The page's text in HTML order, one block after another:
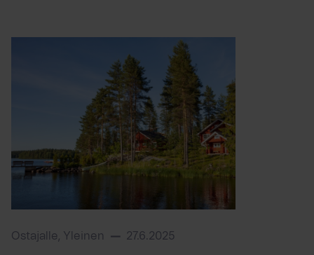
Ostajalle, Yleinen 27.6.2025